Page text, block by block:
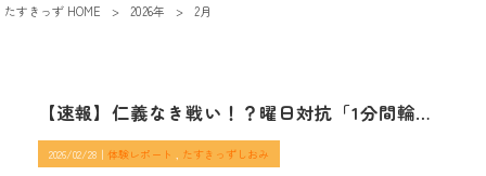
たすきっず HOME > 2026年 > 2月
【速報】仁義なき戦い！？曜日対抗「1分間輪投げ」を制したのは…
2026/02/28｜ 体験レポート たすきっずしおみ